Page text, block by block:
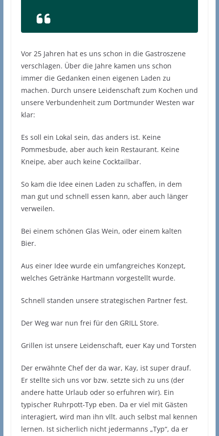
Vor 25 Jahren hat es uns schon in die Gastroszene
verschlagen. Über die Jahre kamen uns schon
immer die Gedanken einen eigenen Laden zu
machen. Durch unsere Leidenschaft zum Kochen und
unsere Verbundenheit zum Dortmunder Westen war
klar:
Es soll ein Lokal sein, das anders ist. Keine
Pommesbude, aber auch kein Restaurant. Keine
Kneipe, aber auch keine Cocktailbar.
So kam die Idee einen Laden zu schaffen, in dem
man gut und schnell essen kann, aber auch länger
verweilen.
Bei einem schönen Glas Wein, oder einem kalten
Bier.
Aus einer Idee wurde ein umfangreiches Konzept,
welches Getränke Hartmann vorgestellt wurde.
Schnell standen unsere strategischen Partner fest.
Der Weg war nun frei für den GRILL Store.
Grillen ist unsere Leidenschaft, euer Kay und Torsten
Der erwähnte Chef der da war, Kay, ist super drauf.
Er stellte sich uns vor bzw. setzte sich zu uns (der
andere hatte Urlaub oder so erfuhren wir). Ein
typischer Ruhrpott-Typ eben. Da er viel mit Gästen
interagiert, wird man ihn vllt. auch selbst mal kennen
lernen. Ist sicherlich nicht jedermanns „Typ“, da er